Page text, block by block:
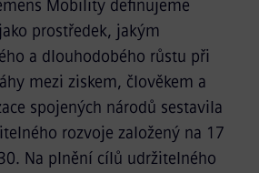
Mobility definujeme
prostředek, jakým
a dlouhodobého růstu při
mezi ziskem, člověkem a
spojených národů sestavila
rozvoje založený na 17
Na plnění cílů udržitelného